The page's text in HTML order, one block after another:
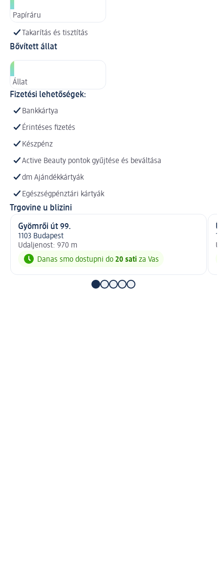
Papíráru
Takarítás és tisztítás
Bővített állat
Állat
Fizetési lehetőségek:
Bankkártya
Érintéses fizetés
Készpénz
Active Beauty pontok gyűjtése és beváltása
dm Ajándékkártyák
Egészségpénztári kártyák
Trgovine u blizini
Gyömrői út 99.
1103 Budapest
Udaljenost: 970 m
Danas smo dostupni do 20 sati za Vas